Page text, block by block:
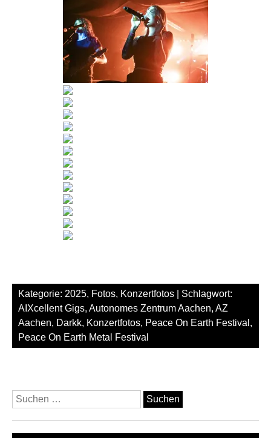
Kategorie: 2025, Fotos, Konzertfotos | Schlagwort:
AIXcellent Gigs, Autonomes Zentrum Aachen, AZ
Aachen, Darkk, Konzertfotos, Peace On Earth Festival ,
Peace On Earth Metal Festival
Suchen
nach: